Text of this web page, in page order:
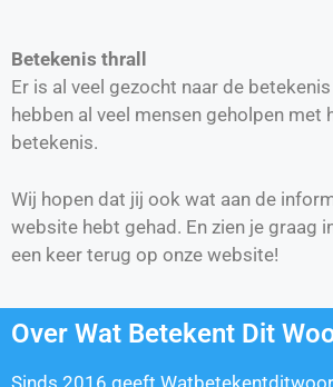
Betekenis thrall
Er is al veel gezocht naar de
hebben al veel mensen geholpen met
betekenis.
Wij hopen dat jij ook wat aan de
website hebt gehad. En zien je graag
een keer terug op onze website!
Over Wat Betekent Dit